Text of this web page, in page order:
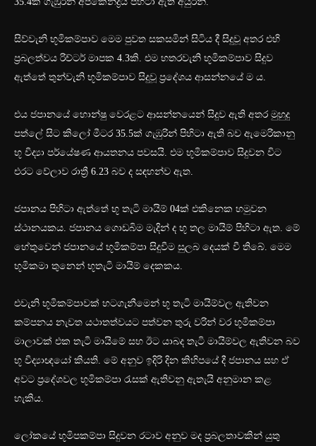
සිව්වැනි භූමිකම්පාව මෙම පුවත සකසමින් සිටිය දී සිදුවූ අතර එහි
ප්‍රබලත්වය රිච්ටර් මාපක 4.3කි. එම හතරවැනි භූමිකම්පාව සිදුව
ඇත්තේ තුන්වැනි භූමිකම්පාව සිදුවූ ප්‍රදේශය ආසන්නයේ ම ය.
එය ජපානයේ හොන්ෂු වෙරළට ආසන්නයෙන් සිදුව ඇති අතර මුහුදු
පත්ලේ සිට කිලෝ මීටර 35.5ක් ගැඹුරින් පිහිටා ඇති බව ඇමෙරිකානු
භූ විද්‍යා පර්යේෂණ ආයතනය පවසයි. එම භූමිකම්පාව සිදුවන ‍විට
එරට වේලාව රාත්‍රී 6.23 බව ද සඳහන්ව ඇත.
ජපානය පිහිටා ඇත්තේ භූ තැටි මායිම් 04ක් එකිනෙක හමුවන
ස්ථානයකය. ජපානය ගොඩබිම මැදින් ද භූ තල මායිම් පිහිටා ඇත. මේ
හේතුවෙන් ජපානයේ භූමිකම්පා සිදුවීම සුලබ දෙයක් වී තිබේ. මෙම
භූමිකමා තුනෙන් භූතැටි මායිම් දෙකකය.
එවැනි භූමිකම්පාවක් හටගැනීමෙන් භූ තැටි මායිම්වල ඇතිවන
කම්පනය නැවත යථාතත්වයට පත්වන තුරු වරින් වර භූමිකම්පා
මාලාවක් එක තැටි මායිමේ සහ ඊට යාබද තැටි මායිම්වල ඇතිවන බව
භූ විද්‍යාඥයෝ කියති. මේ අනුව ඉදිරි දින කිහිපයේ දී ජපානය සහ ඒ
අවට ප්‍රදේශවල භූමිකම්පා රැසක් ඇතිවනු ඇතැයි අනුමාන කළ
හැකිය.
ලෝකයේ භූමිපකම්පා සිදුවන රටාව අනුව මද ප්‍රබලතාවකින් යුතු